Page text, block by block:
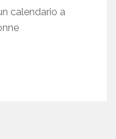
calendario a